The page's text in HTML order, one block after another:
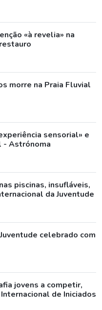
«à revelia» na
morre na Praia Fluvial
sensorial» e
- Astrónoma
piscinas, insufláveis,
da Juventude
celebrado com
jovens a competir,
de Iniciados